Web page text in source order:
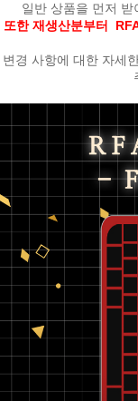
일반 상품을 먼저 받
또한 재생산분부터
변경 사항에 대한 자세